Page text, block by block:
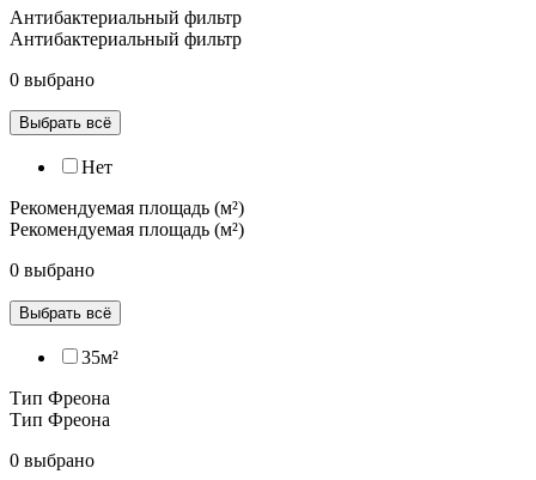
Антибактериальный фильтр
Антибактериальный фильтр
0 выбрано
Выбрать всё
Нет
Рекомендуемая площадь (м²)
Рекомендуемая площадь (м²)
0 выбрано
Выбрать всё
35м²
Тип Фреона
Тип Фреона
0 выбрано